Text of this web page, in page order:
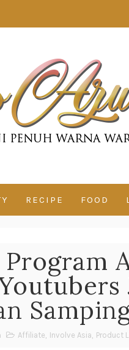
RECIPE FOOD
Affiliate, Involve Asia, Product